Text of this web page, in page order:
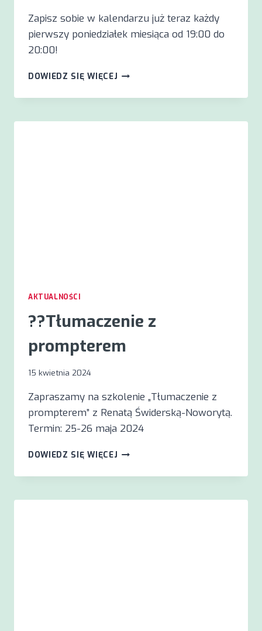
Zapisz sobie w kalendarzu już teraz każdy
pierwszy poniedziałek miesiąca od 19:00 do
20:00!
DOWIEDZ SIĘ WIĘCEJ KLUB
STPJM
AKTUALNOŚCI
?️?Tłumaczenie z
prompterem
15 kwietnia 2024
Zapraszamy na szkolenie „Tłumaczenie z
prompterem” z Renatą Świderską-Noworytą.
Termin: 25-26 maja 2024
DOWIEDZ SIĘ WIĘCEJ ?️?
Z